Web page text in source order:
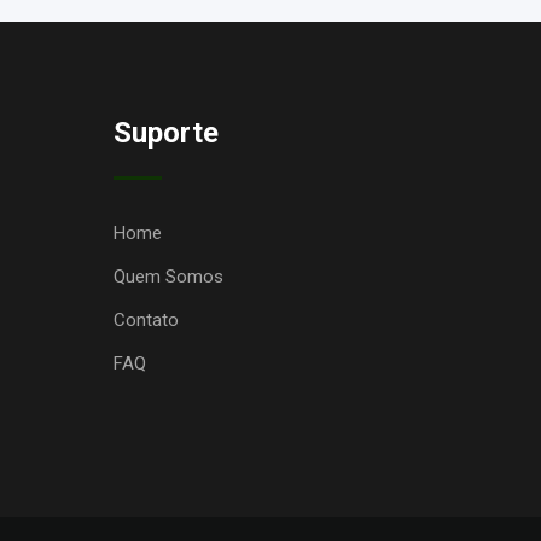
Suporte
Home
Quem Somos
Contato
FAQ